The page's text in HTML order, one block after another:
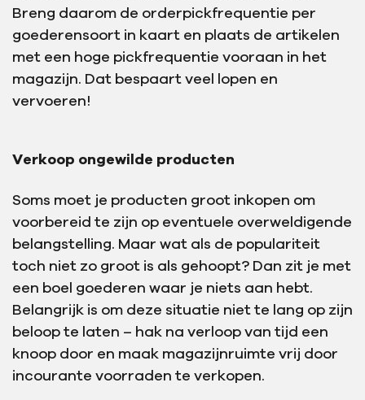
Breng daarom de orderpickfrequentie per
goederensoort in kaart en plaats de artikelen
met een hoge pickfrequentie vooraan in het
magazijn. Dat bespaart veel lopen en
vervoeren!
Verkoop ongewilde producten
Soms moet je producten groot inkopen om
voorbereid te zijn op eventuele overweldigende
belangstelling. Maar wat als de populariteit
toch niet zo groot is als gehoopt? Dan zit je met
een boel goederen waar je niets aan hebt.
Belangrijk is om deze situatie niet te lang op zijn
beloop te laten – hak na verloop van tijd een
knoop door en maak magazijnruimte vrij door
incourante voorraden te verkopen.